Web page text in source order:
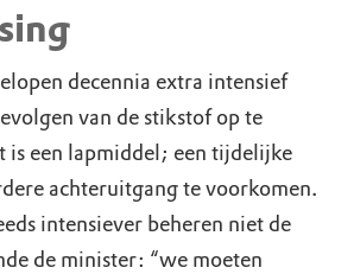
decennia extra intensief
van de stikstof op te
is een lapmiddel; een tijdelijke
achteruitgang te voorkomen.
intensiever beheren niet de
de minister: “we moeten